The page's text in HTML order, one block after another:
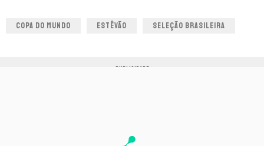
COPA DO MUNDO ESTÊVÃO SELEÇÃO BRASILEIRA
PUBLICIDADE